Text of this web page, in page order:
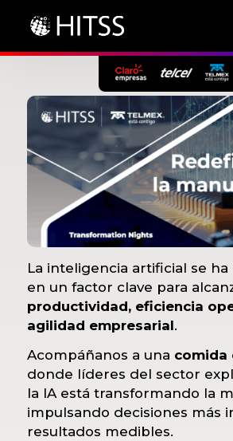
La inteligencia artificial se
en un factor clave para
productividad, eficiencia
agilidad empresarial.
Acompáñanos a una comida
donde líderes del sector
la IA está transformando la
impulsando decisiones más
resultados medibles.